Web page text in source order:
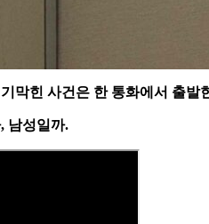
기막힌 사건은 한 통화에서 출발
남성일까.